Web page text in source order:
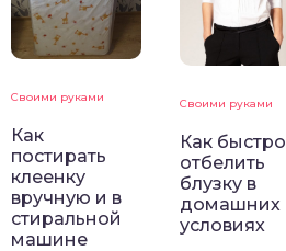
Своими руками
Как
постирать
клеенку
вручную и в
стиральной
машине
Своими руками
Как быстро
отбелить
блузку в
домашних
условиях